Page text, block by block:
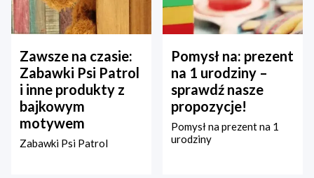
Zawsze na czasie:
Zabawki Psi Patrol
i inne produkty z
bajkowym
motywem
Zabawki Psi Patrol
Pomysł na: prezent
na 1 urodziny –
sprawdź nasze
propozycje!
Pomysł na prezent na 1
urodziny